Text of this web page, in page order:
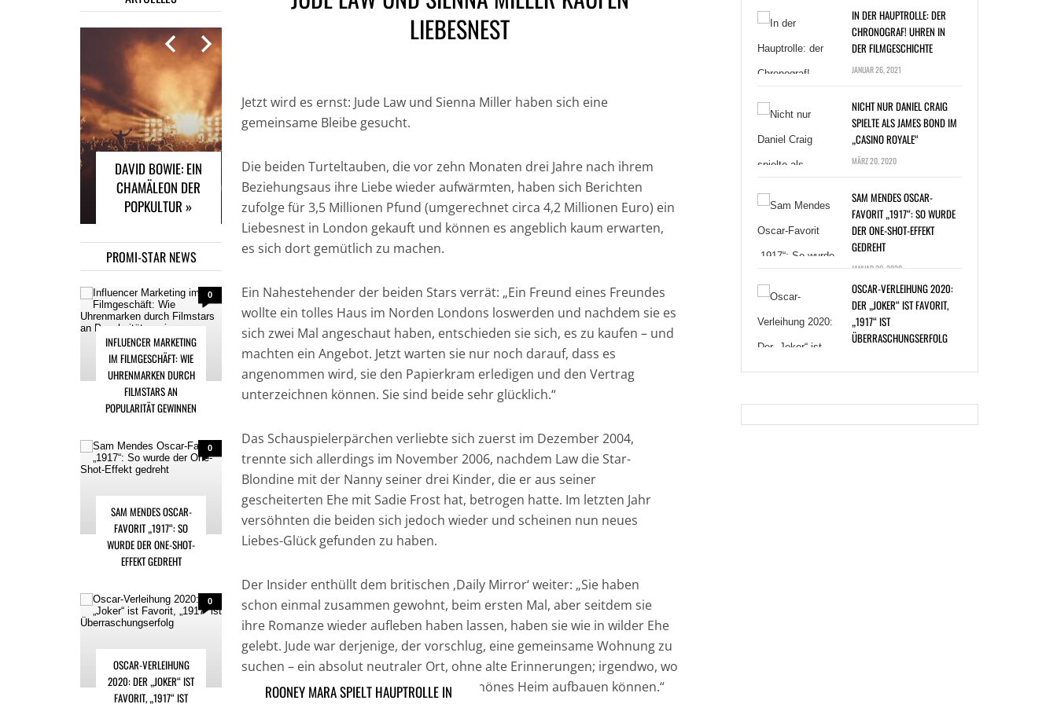
DAVID BOWIE: EIN
CHAMÄLEON DER
POPKULTUR »
INFLUENCER
MARKETING IM
FILMGESCHÄFT: WIE
DURCH FILMSTARS
AN POPULARITÄT
GEWINNEN »
DER CHRONOGRAF!
UHREN IN DER
FILMGESCHICHTE »
UMWELT:
NACHHALTIGE
HAARPFLEGE »
NICHT NUR DANIEL
CRAIG SPIELTE ALS
„CASINO ROYALE“ »
PROMI-STAR NEWS
0
INFLUENCER MARKETING
IM FILMGESCHÄFT: WIE
UHRENMARKEN DURCH
FILMSTARS AN
POPULARITÄT GEWINNEN
0
SAM MENDES OSCAR-
FAVORIT „1917“: SO
WURDE DER ONE-SHOT-
EFFEKT GEDREHT
0
OSCAR-VERLEIHUNG
2020: DER „JOKER“ IST
FAVORIT, „1917“ IST
LIEBESNEST
Jetzt wird es ernst: Jude Law und Sienna Miller haben sich eine
gemeinsame Bleibe gesucht.
Die beiden Turteltauben, die vor zehn Monaten drei Jahre nach ihrem
Beziehungsaus ihre Liebe wieder aufwärmten, haben sich Berichten
zufolge für 3,5 Millionen Pfund (umgerechnet circa 4,2 Millionen Euro) ein
Liebesnest in London gekauft und können es angeblich kaum erwarten,
es sich dort gemütlich zu machen.
Ein Nahestehender der beiden Stars verrät: „Ein Freund eines Freundes
wollte ein tolles Haus im Norden Londons loswerden und nachdem sie es
sich zwei Mal angeschaut haben, entschieden sie sich, es zu kaufen – und
machten ein Angebot. Jetzt warten sie nur noch darauf, dass es
angenommen wird, sie den Papierkram erledigen und den Vertrag
unterzeichnen können. Sie sind beide sehr glücklich.“
Das Schauspielerpärchen verliebte sich zuerst im Dezember 2004,
trennte sich allerdings im November 2006, nachdem Law die Star-
Blondine mit der Nanny seiner drei Kinder, die er aus seiner
gescheiterten Ehe mit Sadie Frost hat, betrogen hatte. Im letzten Jahr
versöhnten die beiden sich jedoch wieder und scheinen nun neues
Liebes-Glück gefunden zu haben.
Der Insider enthüllt dem britischen ‚Daily Mirror‘ weiter: „Sie haben
schon einmal zusammen gewohnt, beim ersten Mal, aber seitdem sie
ihre Romanze wieder aufleben haben lassen, haben sie wie in wilder Ehe
gelebt. Jude war derjenige, der vorschlug, eine gemeinsame Wohnung zu
suchen – ein absolut neutraler Ort, ohne alte Erinnerungen; irgendwo, wo
sie einen Neuanfang machen und ein schönes Heim aufbauen können.“
ROONEY MARA SPIELT HAUPTROLLE IN
IN DER HAUPTROLLE: DER
CHRONOGRAF! UHREN IN
DER FILMGESCHICHTE
JANUAR 26, 2021
NICHT NUR DANIEL CRAIG
SPIELTE ALS JAMES BOND IM
„CASINO ROYALE“
MÄRZ 20, 2020
SAM MENDES OSCAR-
FAVORIT „1917“: SO WURDE
DER ONE-SHOT-EFFEKT
GEDREHT
JANUAR 20, 2020
OSCAR-VERLEIHUNG 2020:
DER „JOKER“ IST FAVORIT,
„1917“ IST
ÜBERRASCHUNGSERFOLG